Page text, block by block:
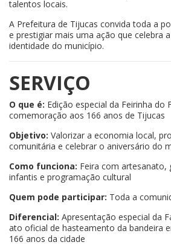
talentos locais.
A Prefeitura de Tijucas convida toda a
e prestigiar mais uma ação que celebra
identidade do município.
SERVIÇO
O que é: Edição especial da Feirinha do
comemoração aos 166 anos de Tijucas
Objetivo: Valorizar a economia local,
comunitária e celebrar o aniversário do
Como funciona: Feira com
infantis e programação cultural
Quem pode participar: Toda a
Diferencial: Apresentação especial da
ato oficial de hasteamento da bandeira
166 anos da cidade